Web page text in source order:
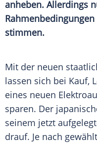
anheben. Allerdings
stimmen.
Mit der neuen
lassen sich bei Kauf,
eines neuen
sparen. Der
seinem jetzt
drauf. Je nach